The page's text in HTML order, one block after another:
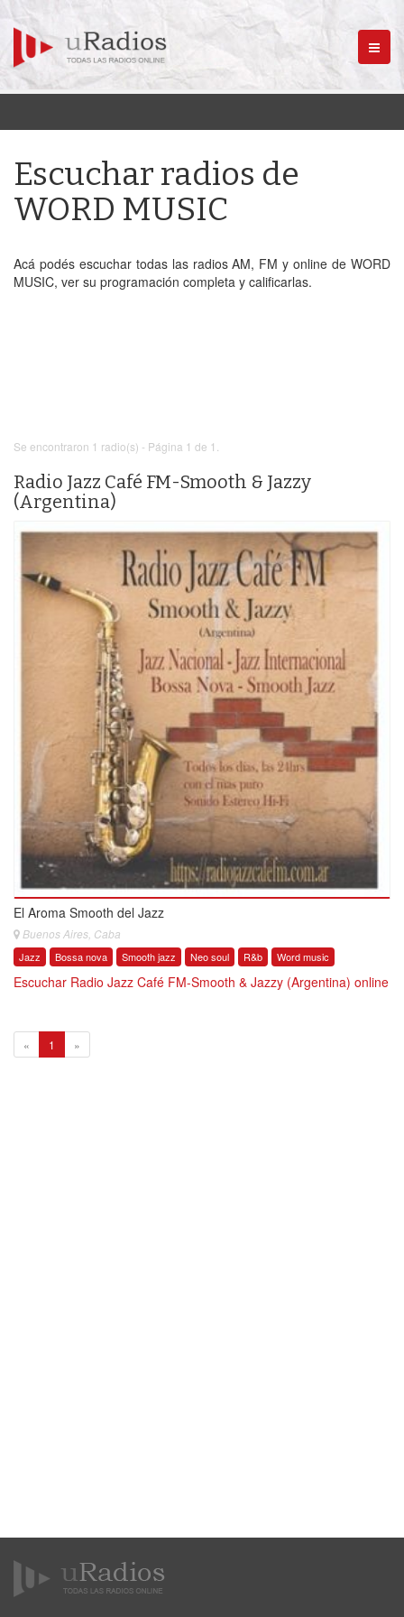
Menú
Escuchar radios de
WORD MUSIC
Acá podés escuchar todas las radios AM, FM y online de WORD
MUSIC, ver su programación completa y calificarlas.
Se encontraron 1 radio(s) - Página 1 de 1.
Radio Jazz Café FM-Smooth & Jazzy
(Argentina)
El Aroma Smooth del Jazz
Buenos Aires, Caba
Jazz Bossa nova Smooth jazz Neo soul R&b Word music
Escuchar Radio Jazz Café FM-Smooth & Jazzy (Argentina) online
« 1 »